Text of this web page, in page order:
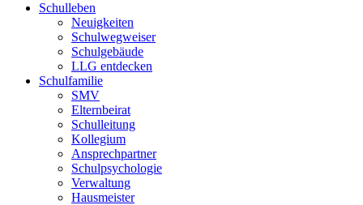
Schulleben
Neuigkeiten
Schulwegweiser
Schulgebäude
LLG entdecken
Schulfamilie
SMV
Elternbeirat
Schulleitung
Kollegium
Ansprechpartner
Schulpsychologie
Verwaltung
Hausmeister